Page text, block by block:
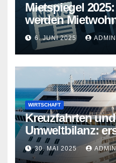
Mietspiegel
werden
teurer
6. JUNI 2025 ADMIN
WIRTSCHAFT
Kreuzfahrten
Umweltbilanz:
Wege
30. MAI 2025 ADMIN